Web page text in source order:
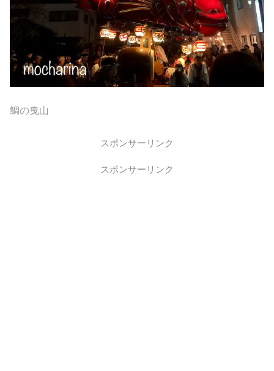
鯛の曳山
スポンサーリンク
スポンサーリンク